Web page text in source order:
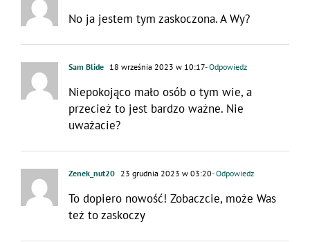
No ja jestem tym zaskoczona. A Wy?
Sam Blide 18 września 2023 w 10:17- Odpowiedz
Niepokojąco mało osób o tym wie, a
przecież to jest bardzo ważne. Nie
uważacie?
Zenek_nut20 23 grudnia 2023 w 03:20- Odpowiedz
To dopiero nowość! Zobaczcie, może Was
też to zaskoczy